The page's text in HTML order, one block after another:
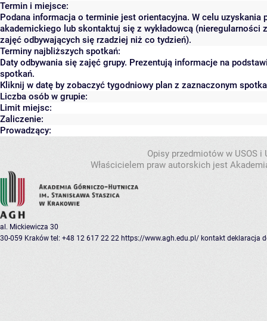
Termin i miejsce:
Podana informacja o terminie jest orientacyjna. W celu
akademickiego lub skontaktuj się z wykładowcą (nieregularności
zajęć odbywających się rzadziej niż co tydzień).
Terminy najbliższych spotkań:
Daty odbywania się zajęć grupy. Prezentują informacje na
spotkań.
Kliknij w datę by zobaczyć tygodniowy plan z zaznaczonym
Liczba osób w grupie:
Limit miejsc:
Zaliczenie:
Prowadzący:
Opisy przedmiotów w USOS
Właścicielem praw autorskich jest
al. Mickiewicza 30
30-059 Kraków tel: +48 12 617 22 22 https://www.agh.edu.pl/ kontakt deklaracja